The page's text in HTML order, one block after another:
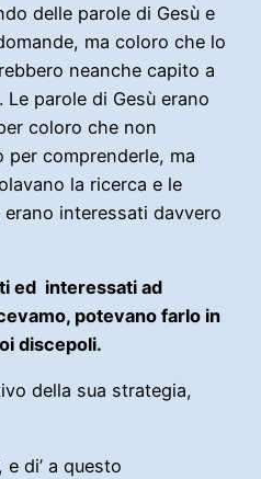
delle parole di Gesù e
ma coloro che lo
neanche capito a
parole di Gesù erano
coloro che non
comprenderle, ma
la ricerca e le
interessati davvero
ed interessati ad
potevano farlo in
discepoli.
della sua strategia,
e di’ a questo